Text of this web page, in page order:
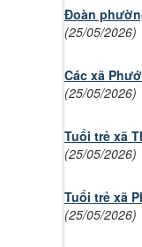
Đoàn
(25/05/2026)
Các xã
(25/05/2026)
Tuổi trẻ xã
(25/05/2026)
Tuổi trẻ xã
(25/05/2026)